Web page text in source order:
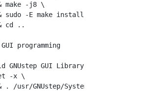
make -j8 \
sudo -E make install \
cd ..
programming
GNUstep GUI Library
-x \
. /usr/GNUstep/System/Library/